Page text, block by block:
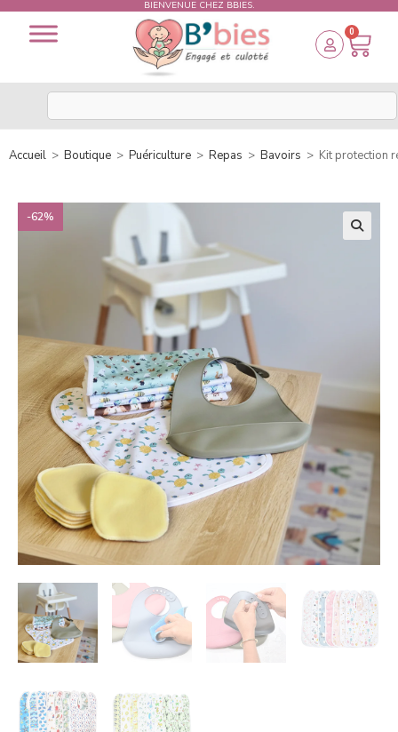
BIENVENUE CHEZ BBIES.
0
Accueil > Boutique > Puériculture > Repas > Bavoirs > Kit protection
-62%